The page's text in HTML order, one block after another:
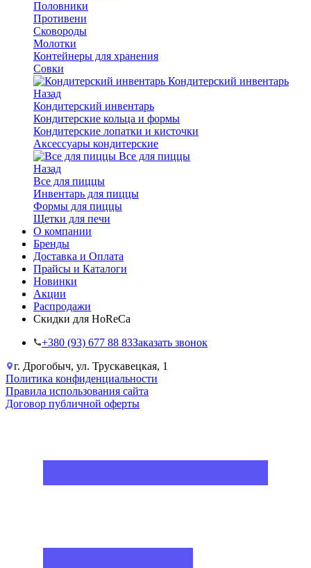
Половники
Противени
Сковороды
Молотки
Контейнеры для хранения
Совки
Кондитерский инвентарь
Назад
Кондитерский инвентарь
Кондитерские кольца и формы
Кондитерские лопатки и кисточки
Аксессуары кондитерские
Все для пиццы
Назад
Все для пиццы
Инвентарь для пиццы
Формы для пиццы
Щетки для печи
О компании
Бренды
Доставка и Оплата
Прайсы и Каталоги
Новинки
Акции
Распродажи
Скидки для HoReCa
+38‎0 (93) 677 88 83Заказать звонок
г. Дрогобыч, ул. Трускавецкая, 1
Политика конфиденциальности
Правила использования сайта
Договор публичной оферты